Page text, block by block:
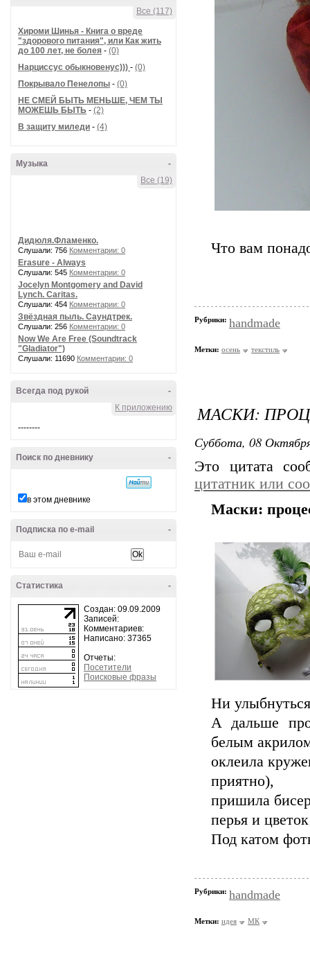
Все (117)
Хироми Шинья - Книга о вреде
"здорового питания", или Как жить
до 100 лет, не болея - (0)
Нарциссус обыкновенус))) - (0)
Покрывало Пенелопы - (0)
НЕ СМЕЙ БЫТЬ МЕНЬШЕ, ЧЕМ ТЫ
МОЖЕШЬ БЫТЬ - (2)
В защиту миледи - (4)
-
Музыка
Все (19)
Дидюля.Фламенко.
Слушали: 756 Комментарии: 0
Erasure - Always
Слушали: 545 Комментарии: 0
Jocelyn Montgomery and David
Lynch. Caritas.
Слушали: 454 Комментарии: 0
Звёздная пыль. Саундтрек.
Слушали: 256 Комментарии: 0
Now We Are Free (Soundtrack
"Gladiator")
Слушали: 11690 Комментарии: 0
-
Всегда под рукой
К приложению
--------
-
Поиск по дневнику
в этом дневнике
-
Подписка по e-mail
-
Статистика
Создан: 09.09.2009
Записей:
Комментариев:
Написано: 37365
Отчеты:
Посетители
Поисковые фразы
Что вам
Рубрики: handmade
Метки: осень текстиль
МАСКИ:
Суббота, 08
Это цитата
цитатник или
Маски:
Ни
А дальше
белым
оклеила
приятно),
пришила
перья и
Под катом
Рубрики: handmade
Метки: идея МК